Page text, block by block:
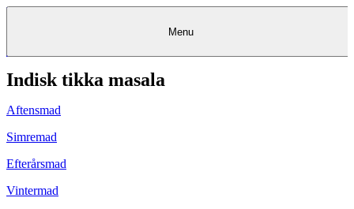
KantineKantineKantine
FrokostordningFrokostordning
Catering
Madkurser
& Teambuilding
Opskrifter
RestauranterRestauranter&
Bagerier
Foodservice
Detail
Projekter
rådgivning
Eventkalender
Køb Købgavekortgavekort
Kundeservice Kundeservice
Menu
Indisk tikka masala
Aftensmad
Simremad
Efterårsmad
Vintermad